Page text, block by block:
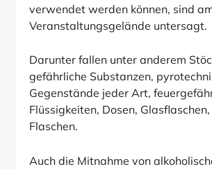
verwendet werden können, sind
Veranstaltungsgelände untersagt.
Darunter fallen unter anderem
gefährliche Substanzen,
Gegenstände jeder Art,
Flüssigkeiten, Dosen, Glasflaschen,
Flaschen.
Auch die Mitnahme von